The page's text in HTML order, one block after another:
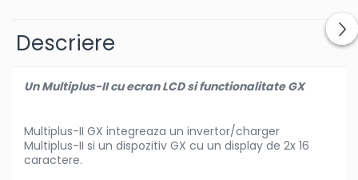
Descriere
Un Multiplus-II cu ecran LCD si functionalitate GX
Multiplus-II GX integreaza un invertor/charger
Multiplus-II si un dispozitiv GX cu un display de 2x 16
caractere.